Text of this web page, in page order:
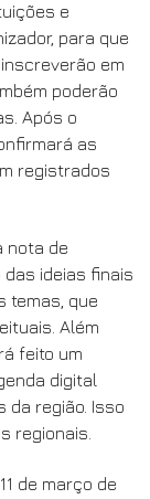
e
para que
em
poderão
Após o
as
registrados
nota de
ideias finais
temas, que
Além
feito um
digital
da região. Isso
regionais.
de março de